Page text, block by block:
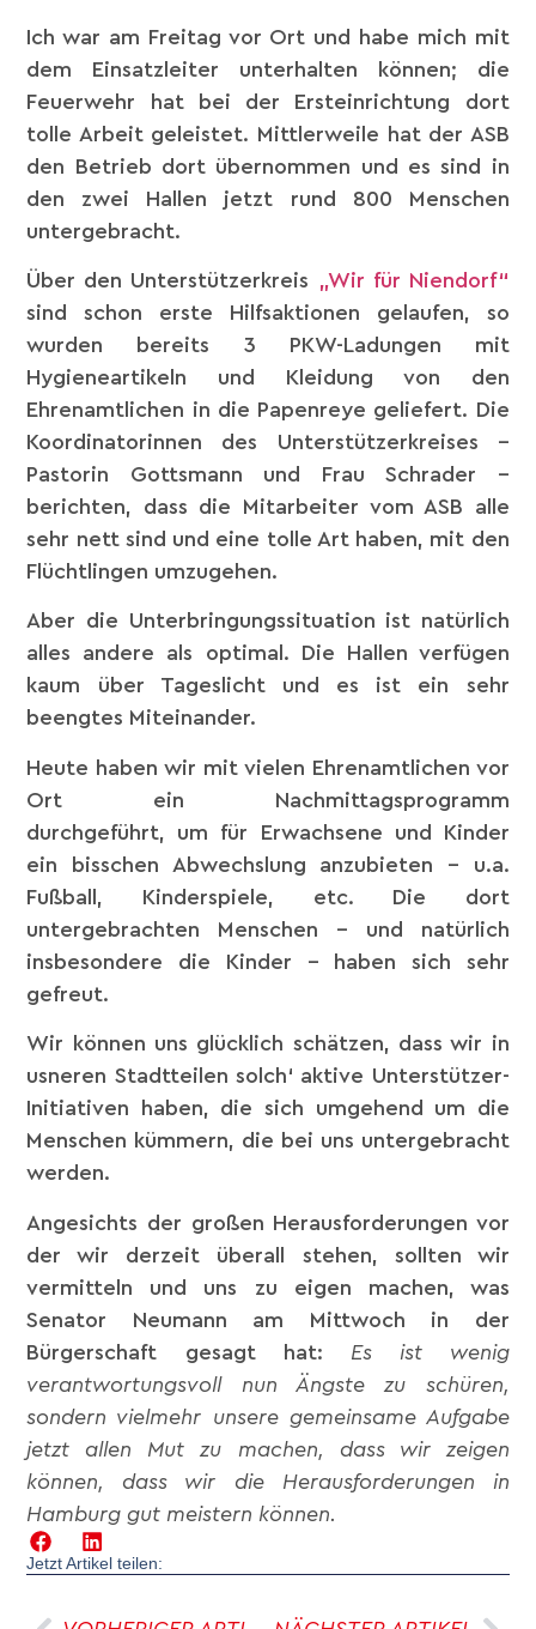
Ich war am Freitag vor Ort und habe mich mit
dem Einsatzleiter unterhalten können; die
Feuerwehr hat bei der Ersteinrichtung dort
tolle Arbeit geleistet. Mittlerweile hat der ASB
den Betrieb dort übernommen und es sind in
den zwei Hallen jetzt rund 800 Menschen
untergebracht.
Über den Unterstützerkreis
„Wir für Niendorf“
sind schon erste Hilfsaktionen gelaufen, so
wurden bereits 3 PKW-Ladungen mit
Hygieneartikeln und Kleidung von den
Ehrenamtlichen in die Papenreye geliefert. Die
Koordinatorinnen des Unterstützerkreises –
Pastorin Gottsmann und Frau Schrader –
berichten, dass die Mitarbeiter vom ASB alle
sehr nett sind und eine tolle Art haben, mit den
Flüchtlingen umzugehen.
Aber die Unterbringungssituation ist natürlich
alles andere als optimal. Die Hallen verfügen
kaum über Tageslicht und es ist ein sehr
beengtes Miteinander.
Heute haben wir mit vielen Ehrenamtlichen vor
Ort ein Nachmittagsprogramm
durchgeführt, um für Erwachsene und Kinder
ein bisschen Abwechslung anzubieten – u.a.
Fußball, Kinderspiele, etc. Die dort
untergebrachten Menschen – und natürlich
insbesondere die Kinder – haben sich sehr
gefreut.
Wir können uns glücklich schätzen, dass wir in
usneren Stadtteilen solch‘ aktive Unterstützer-
Initiativen haben, die sich umgehend um die
Menschen kümmern, die bei uns untergebracht
werden.
Angesichts der großen Herausforderungen vor
der wir derzeit überall stehen, sollten wir
vermitteln und uns zu eigen machen, was
Senator Neumann am Mittwoch in der
Bürgerschaft gesagt hat: Es ist wenig
verantwortungsvoll nun Ängste zu schüren,
sondern vielmehr unsere gemeinsame Aufgabe
jetzt allen Mut zu machen, dass wir zeigen
können, dass wir die Herausforderungen in
Hamburg gut meistern können.
Jetzt Artikel teilen: